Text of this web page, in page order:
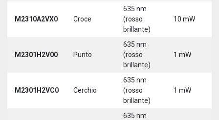
M2310A2VX0 Croce
635 nm
(rosso
brillante)
10 mW
M2301H2V00 Punto
635 nm
(rosso
brillante)
1 mW
M2301H2VC0 Cerchio
635 nm
(rosso
brillante)
1 mW
635 nm